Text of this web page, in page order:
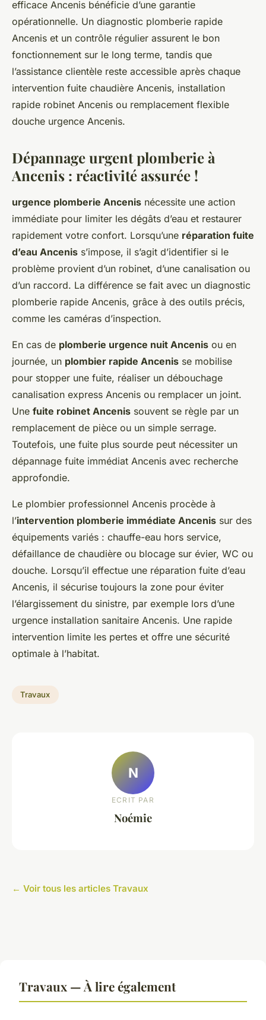
efficace Ancenis bénéficie d’une garantie
opérationnelle. Un diagnostic plomberie rapide
Ancenis et un contrôle régulier assurent le bon
fonctionnement sur le long terme, tandis que
l’assistance clientèle reste accessible après chaque
intervention fuite chaudière Ancenis, installation
rapide robinet Ancenis ou remplacement flexible
douche urgence Ancenis.
Dépannage urgent plomberie à
Ancenis : réactivité assurée !
urgence plomberie Ancenis nécessite une action
immédiate pour limiter les dégâts d’eau et restaurer
rapidement votre confort. Lorsqu’une réparation fuite
d’eau Ancenis s’impose, il s’agit d’identifier si le
problème provient d’un robinet, d’une canalisation ou
d’un raccord. La différence se fait avec un diagnostic
plomberie rapide Ancenis, grâce à des outils précis,
comme les caméras d’inspection.
En cas de plomberie urgence nuit Ancenis ou en
journée, un plombier rapide Ancenis se mobilise
pour stopper une fuite, réaliser un débouchage
canalisation express Ancenis ou remplacer un joint.
Une fuite robinet Ancenis souvent se règle par un
remplacement de pièce ou un simple serrage.
Toutefois, une fuite plus sourde peut nécessiter un
dépannage fuite immédiat Ancenis avec recherche
approfondie.
Le plombier professionnel Ancenis procède à
l’intervention plomberie immédiate Ancenis sur des
équipements variés : chauffe-eau hors service,
défaillance de chaudière ou blocage sur évier, WC ou
douche. Lorsqu’il effectue une réparation fuite d’eau
Ancenis, il sécurise toujours la zone pour éviter
l’élargissement du sinistre, par exemple lors d’une
urgence installation sanitaire Ancenis. Une rapide
intervention limite les pertes et offre une sécurité
optimale à l’habitat.
Travaux
N
ECRIT PAR
Noémie
← Voir tous les articles Travaux
Travaux — À lire également